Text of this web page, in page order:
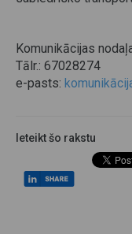
Komunikācijas
Tālr.: 67028274
e-pasts:
Ieteikt šo rakstu